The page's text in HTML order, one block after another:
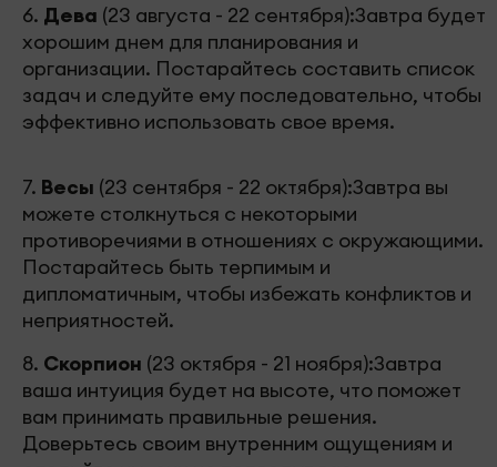
6. Дева (23 августа - 22 сентября):Завтра будет
хорошим днем для планирования и
организации. Постарайтесь составить список
задач и следуйте ему последовательно, чтобы
эффективно использовать свое время.
7. Весы (23 сентября - 22 октября):Завтра вы
можете столкнуться с некоторыми
противоречиями в отношениях с окружающими.
Постарайтесь быть терпимым и
дипломатичным, чтобы избежать конфликтов и
неприятностей.
8. Скорпион (23 октября - 21 ноября):Завтра
ваша интуиция будет на высоте, что поможет
вам принимать правильные решения.
Доверьтесь своим внутренним ощущениям и